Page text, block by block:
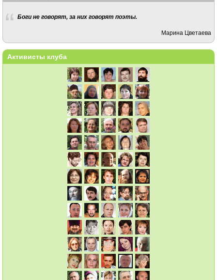
Боги не говорят, за них говорят поэты.
Марина Цветаева
Активисты клуба